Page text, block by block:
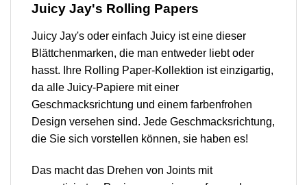
Juicy Jay's Rolling Papers
Juicy Jay's oder einfach Juicy ist eine dieser
Blättchenmarken, die man entweder liebt oder
hasst. Ihre Rolling Paper-Kollektion ist einzigartig,
da alle Juicy-Papiere mit einer
Geschmacksrichtung und einem farbenfrohen
Design versehen sind. Jede Geschmacksrichtung,
die Sie sich vorstellen können, sie haben es!
Das macht das Drehen von Joints mit